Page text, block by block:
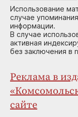
Использование
случае
информации.
В случае
активная
без заключения в
Реклама в
сайте